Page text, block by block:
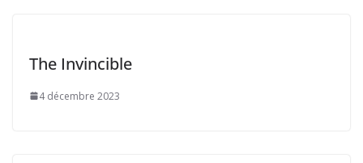
The Invincible
4 décembre 2023